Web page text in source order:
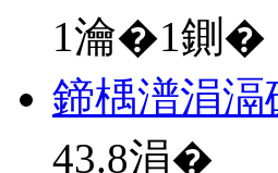
1瀹�1鍘�
鍗楀潽涓
43.8涓�